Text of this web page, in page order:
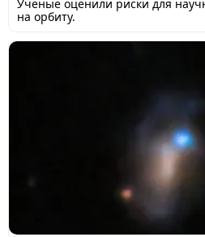
Ученые оценили риски для
на орбиту.